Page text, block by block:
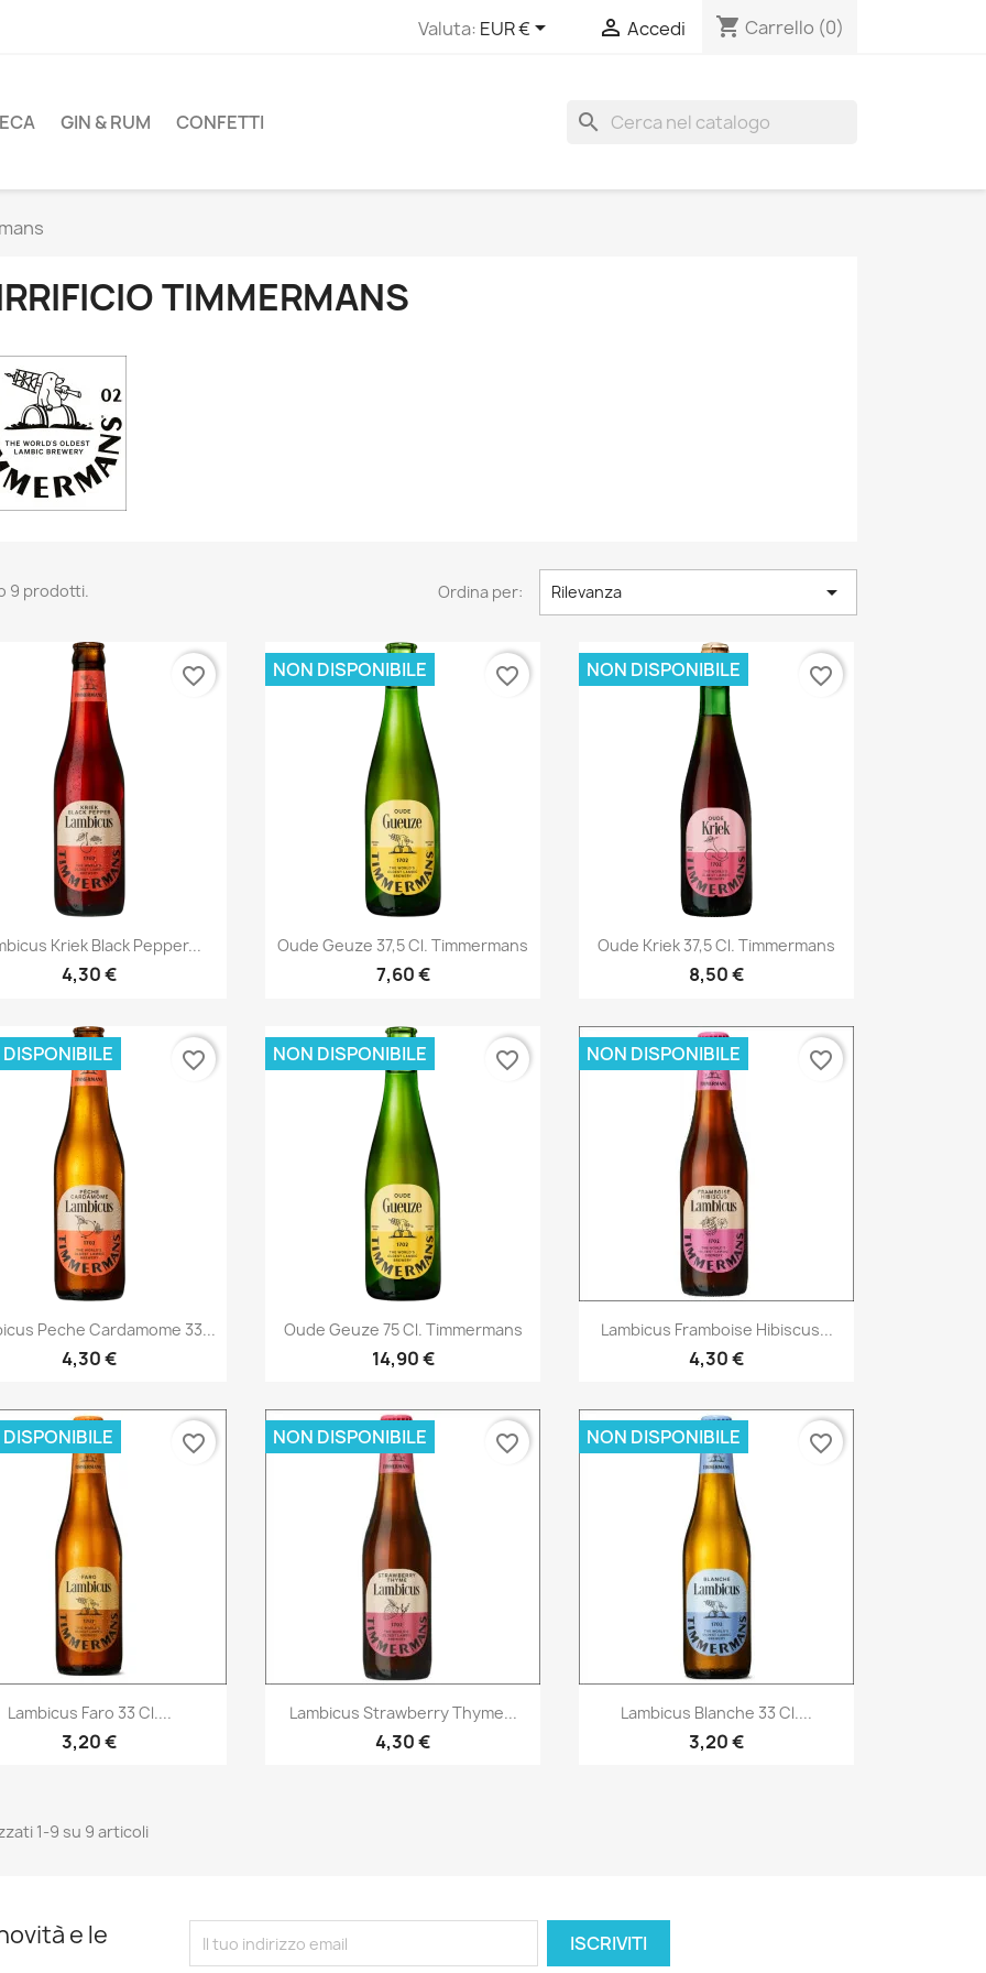
Valuta: EUR €  Accedi shopping_cart Carrello (0)
GIN & RUM CONFETTI search
TIMMERMANS
9 prodotti. Ordina per: Rilevanza 
Anteprima
Kriek Black Pepper...
4,30 €
favorite_border
Anteprima
Oude Geuze 37,5 Cl. Timmermans
7,60 €
NON DISPONIBILE favorite_border
Anteprima
Oude Kriek 37,5 Cl. Timmermans
8,50 €
NON DISPONIBILE favorite_border
Anteprima
Peche Cardamome 33...
4,30 €
favorite_border
Anteprima
Oude Geuze 75 Cl. Timmermans
14,90 €
NON DISPONIBILE favorite_border
Anteprima
Lambicus Framboise Hibiscus...
4,30 €
NON DISPONIBILE favorite_border
Anteprima
Lambicus Faro 33 Cl....
3,20 €
favorite_border
Anteprima
Lambicus Strawberry Thyme...
4,30 €
NON DISPONIBILE favorite_border
Anteprima
Lambicus Blanche 33 Cl....
3,20 €
NON DISPONIBILE favorite_border
1-9 su 9 articoli
e le